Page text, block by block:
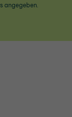
angegeben.